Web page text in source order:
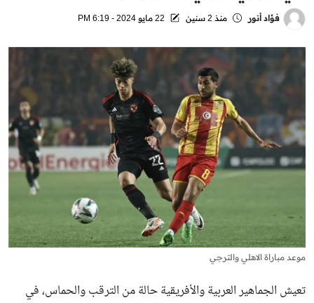
العالم
مال وأعمال
التعليم
منوعات
فؤاد أنور منذ 2 سنين 22 مايو 2024 - 6:19 PM
موعد مباراة الاهلي والترجي
تعيش الجماهير العربية والأفريقية حالة من الترقب والحماس، في